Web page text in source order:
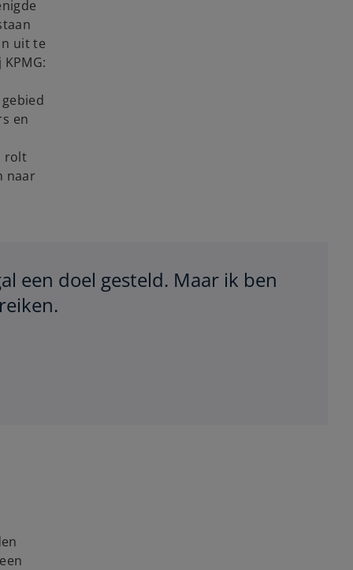
uit te
en
rolt
naar
een doel gesteld. Maar ik ben